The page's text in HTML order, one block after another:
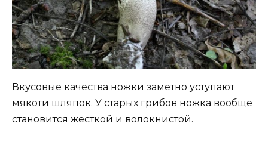
Вкусовые качества ножки заметно уступают
мякоти шляпок. У старых грибов ножка вообще
становится жесткой и волокнистой.